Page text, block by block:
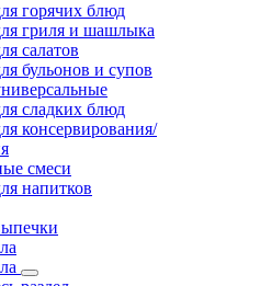
горячих блюд
гриля и шашлыка
салатов
бульонов и супов
сладких блюд
консервирования/
смеси
напитков